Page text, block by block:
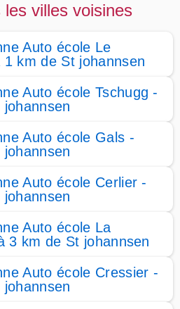
villes voisines
Auto école Le
km de St johannsen
Auto école Tschugg -
Auto école Gals -
Auto école Cerlier -
Auto école La
3 km de St johannsen
Auto école Cressier -